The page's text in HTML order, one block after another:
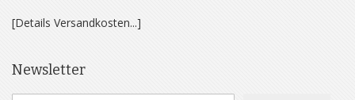
[Details Versandkosten...]
Newsletter